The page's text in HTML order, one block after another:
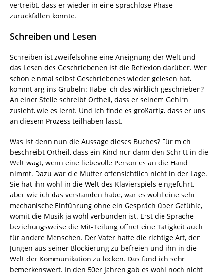
vertreibt, dass er wieder in eine sprachlose Phase
zurückfallen könnte.
Schreiben und Lesen
Schreiben ist zweifelsohne eine Aneignung der Welt und
das Lesen des Geschriebenen ist die Reflexion darüber. Wer
schon einmal selbst Geschriebenes wieder gelesen hat,
kommt arg ins Grübeln: Habe ich das wirklich geschrieben?
An einer Stelle schreibt Ortheil, dass er seinem Gehirn
zusieht, wie es lernt. Und ich finde es großartig, dass er uns
an diesem Prozess teilhaben lässt.
Was ist denn nun die Aussage dieses Buches? Für mich
beschreibt Ortheil, dass ein Kind nur dann den Schritt in die
Welt wagt, wenn eine liebevolle Person es an die Hand
nimmt. Dazu war die Mutter offensichtlich nicht in der Lage.
Sie hat ihn wohl in die Welt des Klavierspiels eingeführt,
aber wie ich das verstanden habe, war es wohl eine sehr
mechanische Einführung ohne ein Gespräch über Gefühle,
womit die Musik ja wohl verbunden ist. Erst die Sprache
beziehungsweise die Mit-Teilung öffnet eine Tätigkeit auch
für andere Menschen. Der Vater hatte die richtige Art, den
Jungen aus seiner Blockierung zu befreien und ihn in die
Welt der Kommunikation zu locken. Das fand ich sehr
bemerkenswert. In den 50er Jahren gab es wohl noch nicht